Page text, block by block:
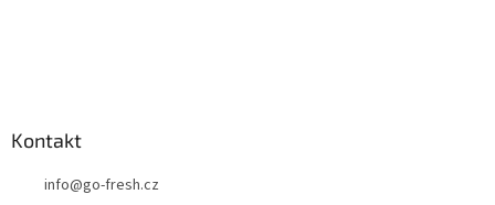
Kontakt
info@go-fresh.cz